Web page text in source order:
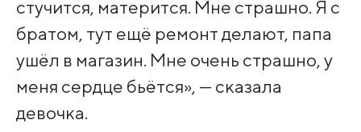
стучится, матерится. Мне страшно. Я с
братом, тут ещё ремонт делают, папа
ушёл в магазин. Мне очень страшно, у
меня сердце бьётся», — сказала
девочка.